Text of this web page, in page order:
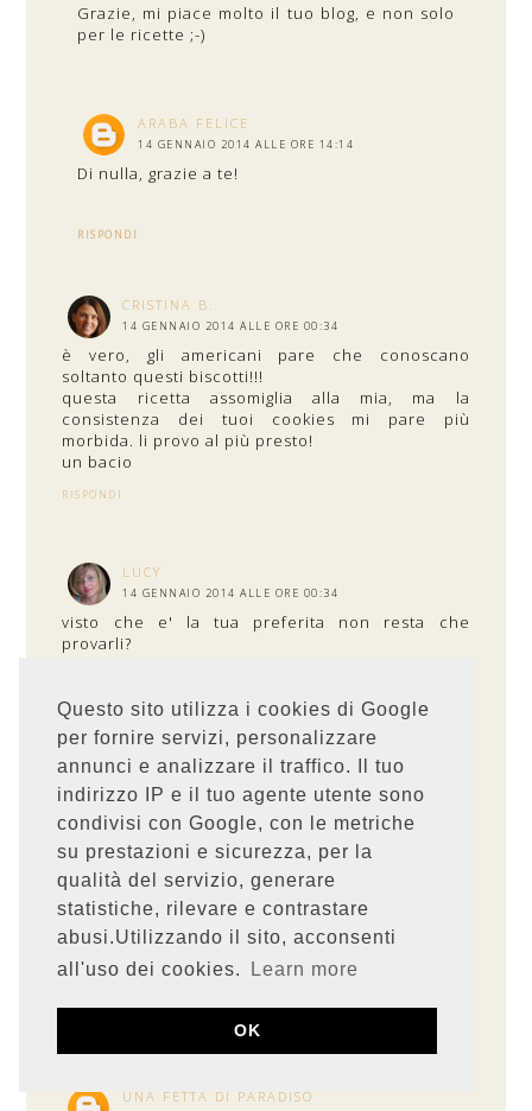
Questo sito utilizza i cookies di Google
per fornire servizi, personalizzare
annunci e analizzare il traffico. Il tuo
indirizzo IP e il tuo agente utente sono
condivisi con Google, con le metriche
su prestazioni e sicurezza, per la
qualità del servizio, generare
statistiche, rilevare e contrastare
abusi.Utilizzando il sito, acconsenti
all'uso dei cookies.
Learn more
OK
Grazie, mi piace molto il tuo blog, e non solo
per le ricette ;-)
ARABA FELICE
14 GENNAIO 2014 ALLE ORE 14:14
Di nulla, grazie a te!
RISPONDI
CRISTINA B.
14 GENNAIO 2014 ALLE ORE 00:34
è vero, gli americani pare che conoscano
soltanto questi biscotti!!!
questa ricetta assomiglia alla mia, ma la
consistenza dei tuoi cookies mi pare più
morbida. li provo al più presto!
un bacio
RISPONDI
LUCY
14 GENNAIO 2014 ALLE ORE 00:34
visto che e' la tua preferita non resta che
provarli?
ABAYA AND HEELS
14 GENNAIO 2014 ALLE ORE 10:43
Corro a prendere gli ingredienti! anche il mio
uomo non mangia biscotti... ma io si :)
RISPONDI
GLORIA CUCE'
UNA FETTA DI PARADISO